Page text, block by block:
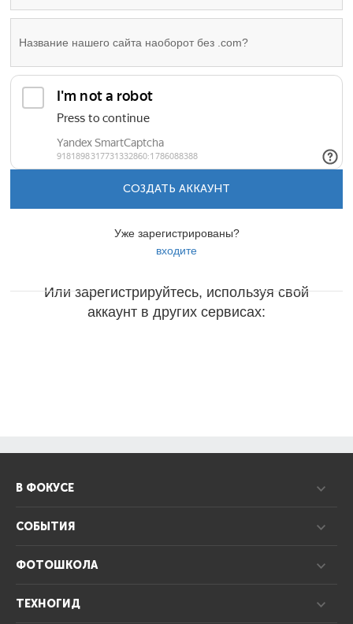
СОЗДАТЬ АККАУНТ
Уже зарегистрированы?
входите
Или зарегистрируйтесь, используя свой
аккаунт в других сервисах:
В ФОКУСЕ
СОБЫТИЯ
ФОТОШКОЛА
ТЕХНОГИД